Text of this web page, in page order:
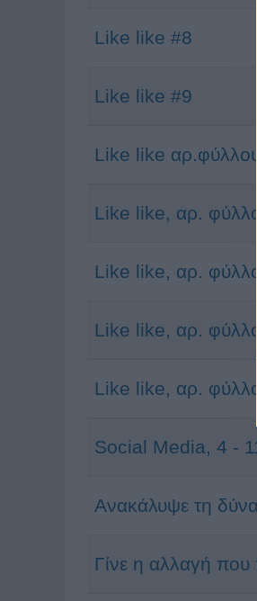
Like like #8
Like like #9
Like like
Like like, αρ.
Like like, αρ.
Like like, αρ.
Like like, αρ.
Social Media, 4 -
Ανακάλυψε τη
Γίνε η αλλαγή που